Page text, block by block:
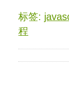
标签:
程